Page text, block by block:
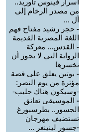
أسرار فينوس تاوريد..
من مصدر الرخام إلى
أل ...
- حجر رشيد مفتاح فهم
اللغة المصرية القديمة
- القدس... معركة
الرواية التي لا يجوز أن
نخسرها
- بوتين يعلق على قصة
مؤثرة من يوم النصر:
-وسيكون هناك حليب-
- الموسيقى تعانق
الجسور.. بطرسبورغ
تستضيف مهرجان
-جسور لينينغر ...